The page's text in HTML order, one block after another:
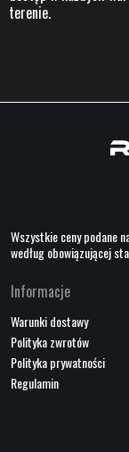
terenie.
Wszystkie ceny podane
według obowiązującej
Informacje
Warunki dostawy
Polityka zwrotów
Polityka prywatności
Regulamin